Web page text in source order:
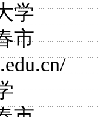
学